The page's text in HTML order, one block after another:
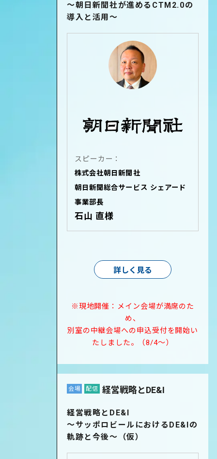
～朝日新聞社が進めるCTM2.0の
導入と活用～
スピーカー：
株式会社朝日新聞社
朝日新聞総合サービス シェアード
事業部長
石山 直様
詳しく見る
※現地開催：メイン会場が満席のた
め、
別室の中継会場への申込受付を開始い
たしました。（8/4～）
会場 配信 経営戦略とDE&I
経営戦略とDE&I
～サッポロビールにおけるDE&Iの
軌跡と今後～（仮）